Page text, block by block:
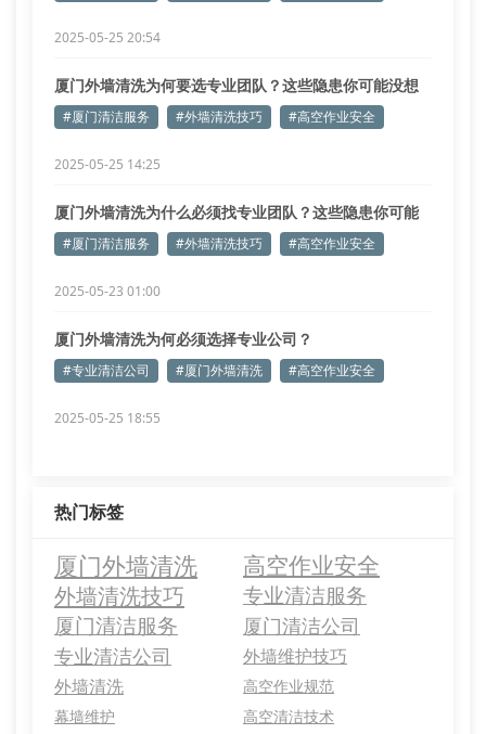
2025-05-25 20:54
厦门外墙清洗为何要选专业团队？这些隐患你可能没想
到#厦门清洁服务 #外墙清洗技巧 #高空作业安全
2025-05-25 14:25
厦门外墙清洗为什么必须找专业团队？这些隐患你可能
没想到
#厦门清洁服务 #外墙清洗技巧 #高空作业安全
2025-05-23 01:00
厦门外墙清洗为何必须选择专业公司？
#专业清洁公司 #厦门外墙清洗 #高空作业安全
2025-05-25 18:55
热门标签
厦门外墙清洗 高空作业安全
外墙清洗技巧
专业清洁服务
厦门清洁服务
厦门清洁公司
专业清洁公司
外墙维护技巧
外墙清洗
高空作业规范
幕墙维护
高空清洁技术